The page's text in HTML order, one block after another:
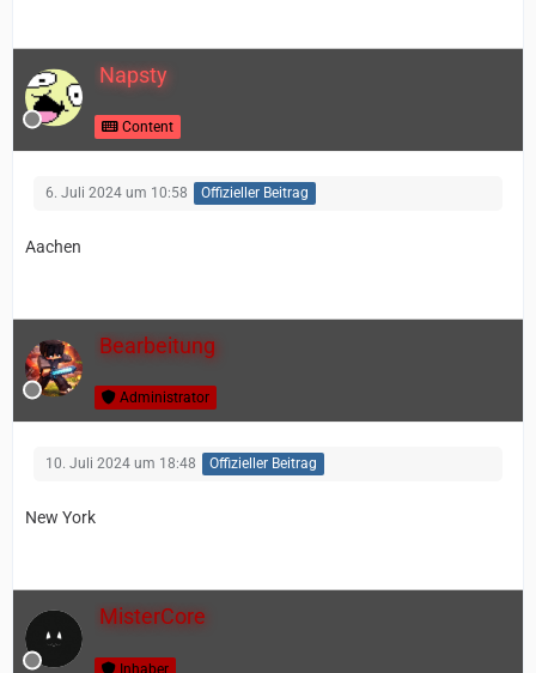
Napsty
Content
6. Juli 2024 um 10:58 Offizieller Beitrag
Aachen
Bearbeitung
Administrator
10. Juli 2024 um 18:48 Offizieller Beitrag
New York
MisterCore
Inhaber